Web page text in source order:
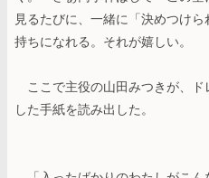
見るたびに、一緒に「決めつけ
持ちになれる。それが嬉しい。
ここで主役の山田みつきが、ド
した手紙を読み出した。